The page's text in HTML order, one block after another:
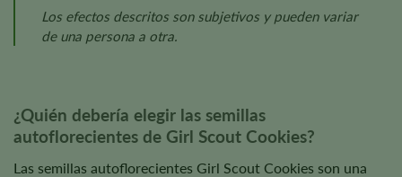
Los efectos descritos son subjetivos y pueden variar
de una persona a otra.
¿Quién debería elegir las semillas
autoflorecientes de Girl Scout Cookies?
Las semillas autoflorecientes Girl Scout Cookies son una